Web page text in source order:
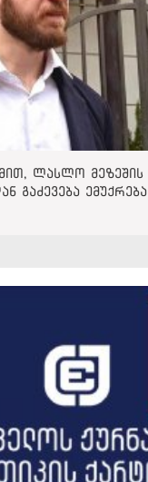
ლასლო მეზეშის
გაძევება ემუქრება